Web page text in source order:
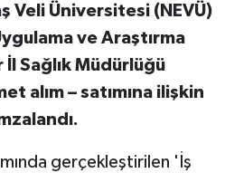
Veli Üniversitesi (NEVÜ)
ve Araştırma
Sağlık Müdürlüğü
alım – satımına ilişkin
gerçekleştirilen 'İş